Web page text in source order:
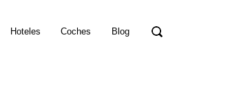
Hoteles Coches Blog